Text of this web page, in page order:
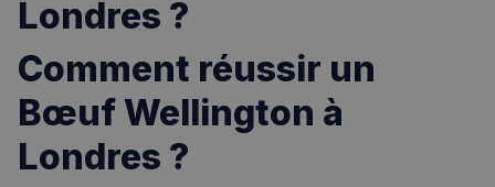
Londres ?
Comment réussir un
Bœuf Wellington à
Londres ?